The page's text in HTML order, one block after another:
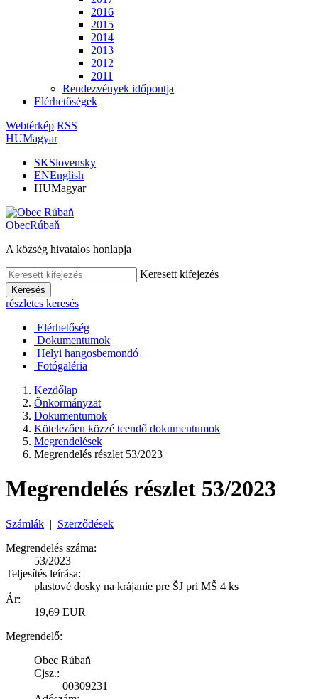
2016
2015
2014
2013
2012
2011
Rendezvények időpontja
Elérhetőségek
Webtérkép RSS
HUMagyar
SKSlovensky
ENEnglish
HUMagyar
ObecRúbaň
A község hivatalos honlapja
Keresett kifejezés
Keresés
részletes keresés
Elérhetőség
Dokumentumok
Helyi hangosbemondó
Fotógaléria
Kezdőlap
Önkormányzat
Dokumentumok
Kötelezően közzé teendő dokumentumok
Megrendelések
Megrendelés részlet 53/2023
Megrendelés részlet 53/2023
Számlák | Szerződések
Megrendelés száma:
53/2023
Teljesítés leírása:
plastové dosky na krájanie pre ŠJ pri MŠ 4 ks
Ár:
19,69 EUR
Megrendelő:
Obec Rúbaň
Cjsz.:
00309231